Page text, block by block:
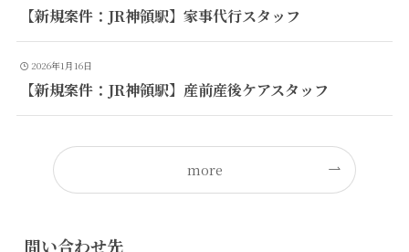
【新規案件：JR神領駅】家事代行スタッフ
2026年1月16日
【新規案件：JR神領駅】産前産後ケアスタッフ
more
問い合わせ先